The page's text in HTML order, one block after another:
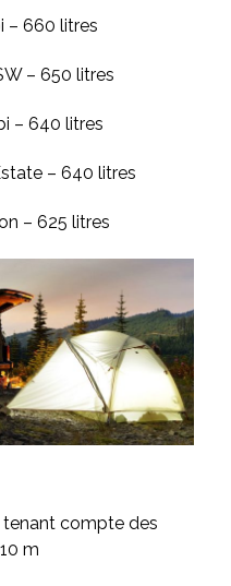
– 660 litres
– 650 litres
– 640 litres
– 640 litres
– 625 litres
compte des
m